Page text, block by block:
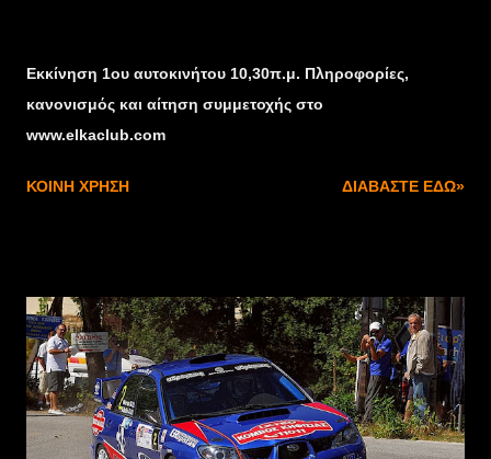
Εκκίνηση 1ου αυτοκινήτου 10,30π.μ. Πληροφορίες,
κανονισμός και αίτηση συμμετοχής στο
www.elkaclub.com
ΚΟΙΝΉ ΧΡΉΣΗ ΔΙΑΒΆΣΤΕ ΕΔΏ»